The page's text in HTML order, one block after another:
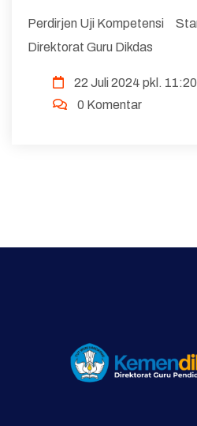
Perdirjen Uji Kompetensi Standar Layanan
Direktorat Guru Dikdas
22 Juli 2024 pkl. 11:20
0 Komentar